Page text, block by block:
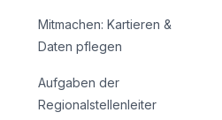
Mitmachen: Kartieren &
Daten pflegen
Aufgaben der
Regionalstellenleiter